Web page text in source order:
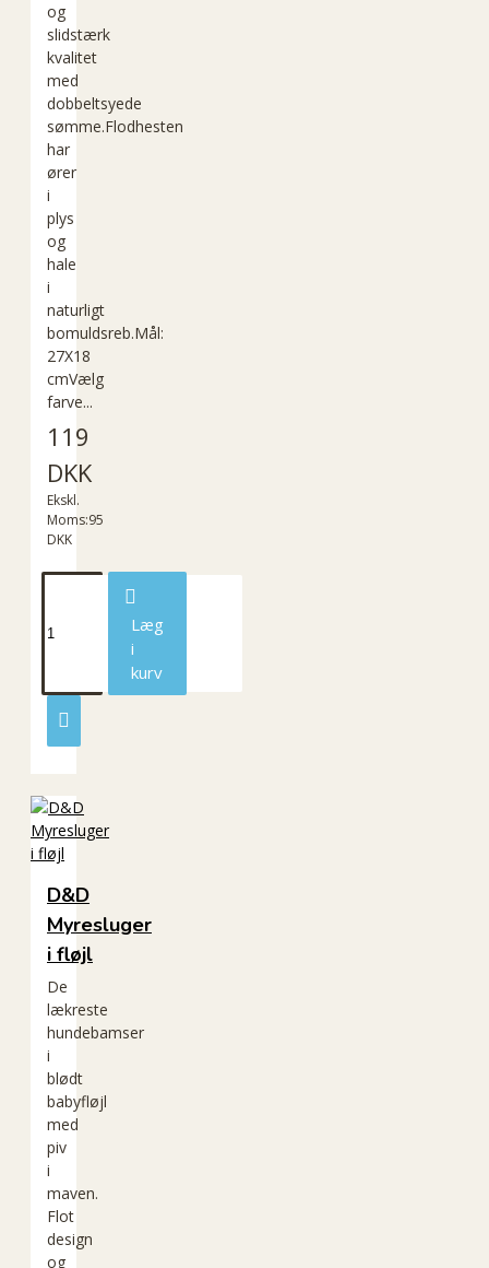
og
slidstærk
kvalitet
med
dobbeltsyede
sømme.Flodhesten
har
ører
i
plys
og
hale
i
naturligt
bomuldsreb.Mål:
27X18
cmVælg
farve...
119
DKK
Ekskl.
Moms:95
DKK
Læg
i
kurv
D&D
Myresluger
i fløjl
De
lækreste
hundebamser
i
blødt
babyfløjl
med
piv
i
maven.
Flot
design
og